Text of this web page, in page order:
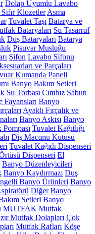
Dolap Uyumlu Lavabo
Klozetler Asma
Tuvalet Taşı Batarya ve
Bataryaları Su Tasarruf
Duş Bataryaları Batarya
Pisuvar Musluğu
Sifon Lavabo Sifonu
ve Parçaları
Kumanda Paneli
Banyo Bakım Setleri
Su Torbası Cımbız Sabun
Fayansları Banyo
Ayaklı Fırçalık ve
Banyo Askısı Banyo
Pompası Tuvalet Kağıtlığı
Diş Macunu Kutusu
Tuvalet Kağıdı Dispenseri
Dispenseri El
Banyo Düzenleyicileri
Banyo Kaydırmazı Duş
Banyo Ürünleri Banyo
Diğer Banyo
Setleri Banyo
MUTFAK Mutfak
Mutfak Dolapları Çok
Mutfak Rafları Köşe